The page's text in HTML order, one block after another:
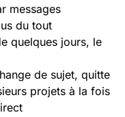
messages
du tout
quelques jours, le
de sujet, quitte
projets à la fois